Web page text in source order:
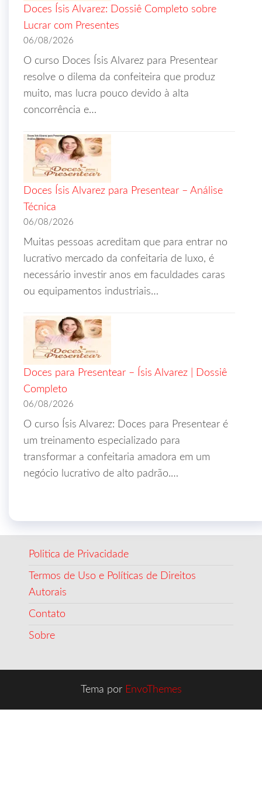
Doces Ísis Alvarez: Dossiê Completo sobre
Lucrar com Presentes
06/08/2026
O curso Doces Ísis Alvarez para Presentear
resolve o dilema da confeiteira que produz
muito, mas lucra pouco devido à alta
concorrência e…
Doces Ísis Alvarez para Presentear – Análise
Técnica
06/08/2026
Muitas pessoas acreditam que para entrar no
lucrativo mercado da confeitaria de luxo, é
necessário investir anos em faculdades caras
ou equipamentos industriais…
Doces para Presentear – Ísis Alvarez | Dossiê
Completo
06/08/2026
O curso Ísis Alvarez: Doces para Presentear é
um treinamento especializado para
transformar a confeitaria amadora em um
negócio lucrativo de alto padrão.…
Politica de Privacidade
Termos de Uso e Políticas de Direitos
Autorais
Contato
Sobre
Tema por EnvoThemes